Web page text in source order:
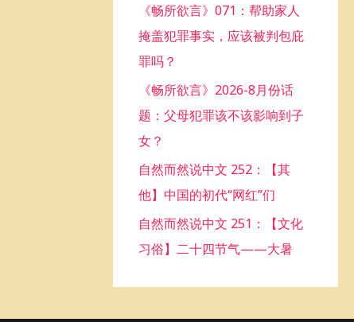
:
《畅所欲言》071：帮助家人
掩盖犯罪事实，应该被判包庇
罪吗？
《畅所欲言》2026-8月份话
题：父母犯罪该不该影响到子
女？
自然而然说中文 252：【其
他】中国的初代“网红”们
自然而然说中文 251：【文化
习俗】二十四节气——大暑